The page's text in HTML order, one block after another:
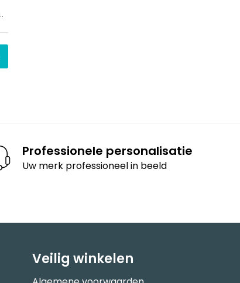
Professionele personalisatie
Uw merk professioneel in beeld
Veilig winkelen